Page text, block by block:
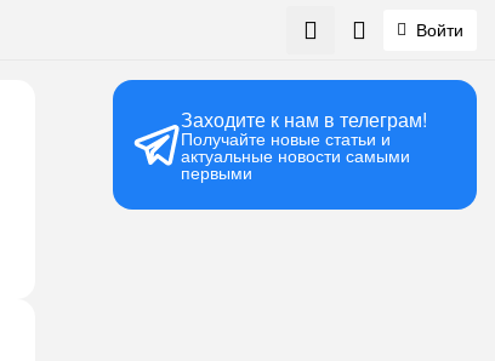
Войти
Заходите к нам в телеграм!
Получайте новые статьи и
актуальные новости самыми
первыми